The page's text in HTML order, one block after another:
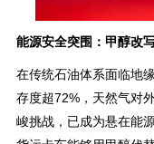
能源安全突围：甲醇改
在传统石油体系面临地
存度超72%，天然气对
峻挑战，已成为悬在能